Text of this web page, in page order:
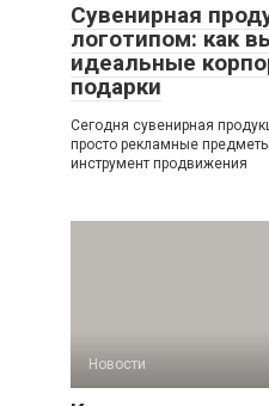
Сувенирная
логотипом: как
идеальные
подарки
Сегодня сувенирная
просто рекламные
инструмент продвижения
Новости